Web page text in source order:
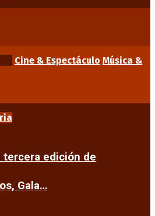
Cine & Espectáculo Música &
tercera edición de
Gala…